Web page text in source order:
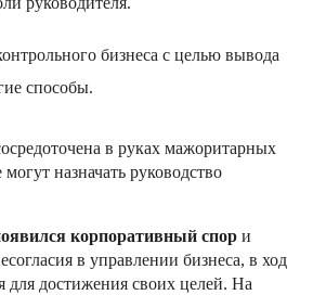
бизнеса с целью вывода
способы.
в руках мажоритарных
назначать руководство
корпоративный спори
в управлении бизнеса, в ход
для достижения своих целей. На